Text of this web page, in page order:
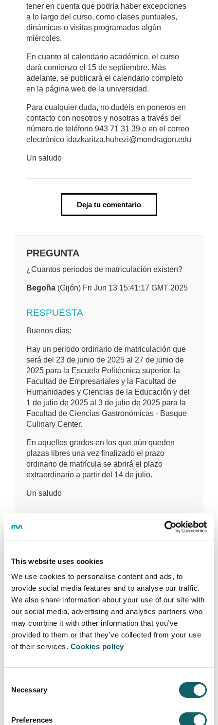
This website uses cookies
We use cookies to personalise content and ads, to
provide social media features and to analyse our traffic.
We also share information about your use of our site with
our social media, advertising and analytics partners who
may combine it with other information that you’ve
provided to them or that they’ve collected from your use
of their services. Cookies policy
Selection
Necessary
Preferences
tener en cuenta que podría haber excepciones
a lo largo del curso, como clases puntuales,
dinámicas o visitas programadas algún
miércoles.
En cuanto al calendario académico, el curso
dará comienzo el 15 de septiembre. Más
adelante, se publicará el calendario completo
en la página web de la universidad.
Para cualquier duda, no dudéis en poneros en
contacto con nosotros y nosotras a través del
número de teléfono 943 71 31 39 o en el correo
electrónico idazkaritza.huhezi@mondragon.edu
Un saludo
Deja tu comentario
PREGUNTA
¿Cuantos periodos de matriculación existen?
Begoña (Gijón) Fri Jun 13 15:41:17 GMT 2025
RESPUESTA
Buenos días:
Hay un periodo ordinario de matriculación que
será del 23 de junio de 2025 al 27 de junio de
2025 para la Escuela Politécnica superior, la
Facultad de Empresariales y la Facultad de
Humanidades y Ciencias de la Educación y del
1 de julio de 2025 al 3 de julio de 2025 para la
Facultad de Ciencias Gastronómicas - Basque
Culinary Center.
En aquellos grados en los que aún queden
plazas libres una vez finalizado el prazo
ordinario de matrícula se abrirá el plazo
extraordinario a partir del 14 de julio.
Un saludo
Deja tu comentario
PREGUNTA
¿Cuando se consigue el grado de educación
primaria en Eskoriatza se obtiene también el
titulo de EGA o equivalente o hay que realizar
algún examen para ello?
2025
RESPUESTA